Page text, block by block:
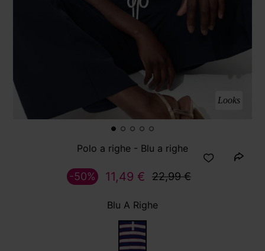
Looks
Polo a righe - Blu a righe
11,49 € 22,99 €
-50%
Blu A Righe